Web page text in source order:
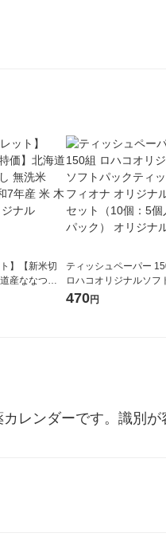
】【新米切
産ななつぼ
袋 令和7年産
ティッシュペーパー
ロハコオリジナルソフ
ックティッシュ フィオ
470円
レンダーです。識別が